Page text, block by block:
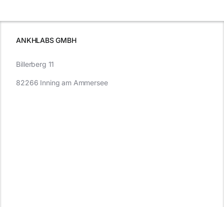
müssen
ANKHLABS GMBH
Billerberg 11
82266 Inning am Ammersee